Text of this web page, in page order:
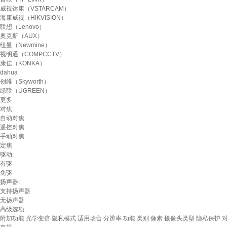
威视达康（VSTARCAM）
海康威视（HIKVISION）
联想（Lenovo）
奥克斯（AUX）
纽曼（Newmine）
视明通（COMPCCTV）
康佳（KONKA）
dahua
创维（Skyworth）
绿联（UGREEN）
更多
对焦:
自动对焦
遥控对焦
手动对焦
定焦
驱动:
有驱
免驱
扬声器:
支持扬声器
无扬声器
高级选项:
附加功能 光学变倍 隐私模式 适用场合 分辨率 功能 类别 像素 摄像头类型 隐私保护